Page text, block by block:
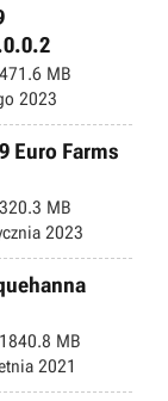
471.6 MB
2023
Euro Farms
320.3 MB
2023
1840.8 MB
2021